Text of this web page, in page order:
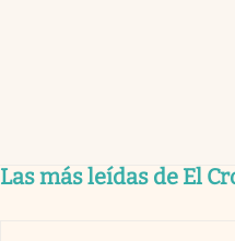
Las más leídas de El